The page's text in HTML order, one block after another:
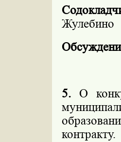
Жулебино
5. О
контракту.